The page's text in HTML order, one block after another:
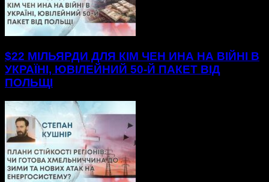
$22 МІЛЬЯРДИ ДЛЯ КІМ ЧЕН ИНА НА ВІЙНІ В
УКРАЇНІ, ЮВІЛЕЙНИЙ 50-Й ПАКЕТ ВІД
ПОЛЬЩІ